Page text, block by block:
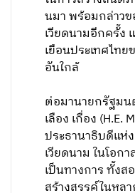
นมา พร้อมกล่าว
เวียดนามอีกครั้ง
เยือนประเทศไทย
อันใกล้
ต่อมานายกรัฐมน
เลือง เกื่อง (H.E.
ประธานาธิบดีแห่
เวียดนาม ในโอก
เป็นทางการ ทั้งส
สร้างสรรค์ในหล